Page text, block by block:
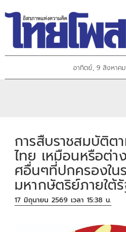
อาทิตย์, 9 สิงหาค
การสืบราชสมบัติต
ไทย เหมือนหรือต่า
ศอื่นๆที่ปกครองใน
มหากษัตริย์ภายใต้
17 มิถุนายน 2569 เวลา 15:38 น.